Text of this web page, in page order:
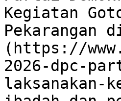
Kegiatan
Pekarangan
(https://
2026-dpc-
laksanakan-